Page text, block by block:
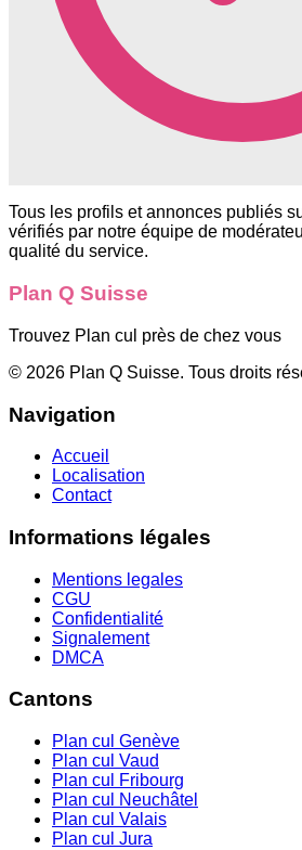
Tous les profils et annonces publiés
vérifiés par notre équipe de
qualité du service.
Plan Q Suisse
Trouvez Plan cul près de chez vous
© 2026 Plan Q Suisse. Tous droits
Navigation
Accueil
Localisation
Contact
Informations légales
Mentions legales
CGU
Confidentialité
Signalement
DMCA
Cantons
Plan cul Genève
Plan cul Vaud
Plan cul
Fribourg
Plan cul
Neuchâtel
Plan cul Valais
Plan cul Jura